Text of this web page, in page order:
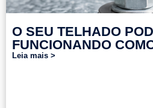
O SEU TELHADO
FUNCIONANDO
Leia mais >